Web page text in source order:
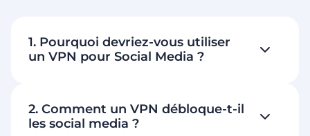
1. Pourquoi devriez-vous utiliser
un VPN pour Social Media ?
2. Comment un VPN débloque-t-il
les social media ?